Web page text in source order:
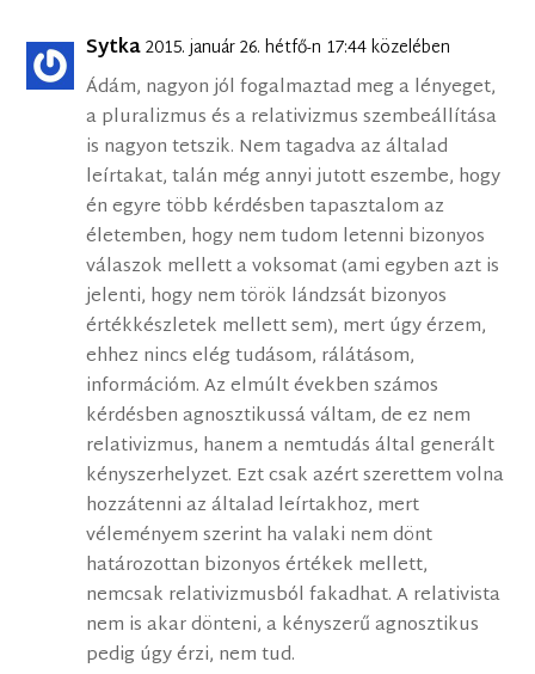
Sytka2015. január 26. hétfő-n 17:44 közelében
Ádám, nagyon jól fogalmaztad meg a lényeget,
a pluralizmus és a relativizmus szembeállítása
is nagyon tetszik. Nem tagadva az általad
leírtakat, talán még annyi jutott eszembe, hogy
én egyre több kérdésben tapasztalom az
életemben, hogy nem tudom letenni bizonyos
válaszok mellett a voksomat (ami egyben azt is
jelenti, hogy nem török lándzsát bizonyos
értékkészletek mellett sem), mert úgy érzem,
ehhez nincs elég tudásom, rálátásom,
információm. Az elmúlt években számos
kérdésben agnosztikussá váltam, de ez nem
relativizmus, hanem a nemtudás által generált
kényszerhelyzet. Ezt csak azért szerettem volna
hozzátenni az általad leírtakhoz, mert
véleményem szerint ha valaki nem dönt
határozottan bizonyos értékek mellett,
nemcsak relativizmusból fakadhat. A relativista
nem is akar dönteni, a kényszerű agnosztikus
pedig úgy érzi, nem tud.